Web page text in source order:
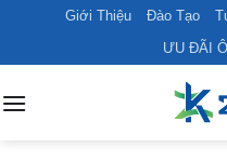
content
Giới Thiệu Đào Tạo
ƯU ĐÃI